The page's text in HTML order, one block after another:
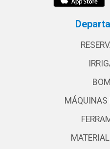
MÁQUINAS